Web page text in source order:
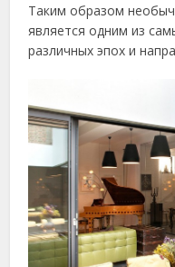
Таким образом
является одним из
различных эпох и